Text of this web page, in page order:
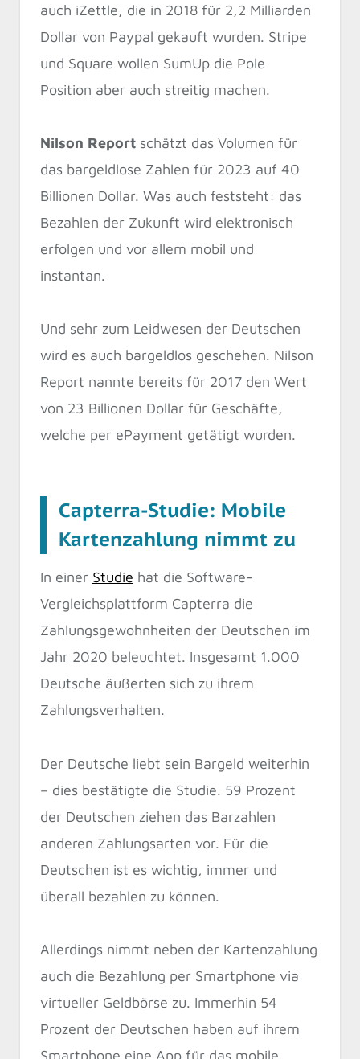
auch iZettle, die in 2018 für 2,2 Milliarden
Dollar von Paypal gekauft wurden. Stripe
und Square wollen SumUp die Pole
Position aber auch streitig machen.
Nilson Report schätzt das Volumen für
das bargeldlose Zahlen für 2023 auf 40
Billionen Dollar. Was auch feststeht: das
Bezahlen der Zukunft wird elektronisch
erfolgen und vor allem mobil und
instantan.
Und sehr zum Leidwesen der Deutschen
wird es auch bargeldlos geschehen. Nilson
Report nannte bereits für 2017 den Wert
von 23 Billionen Dollar für Geschäfte,
welche per ePayment getätigt wurden.
Capterra-Studie: Mobile
Kartenzahlung nimmt zu
In einer Studie hat die Software-
Vergleichsplattform Capterra die
Zahlungsgewohnheiten der Deutschen im
Jahr 2020 beleuchtet. Insgesamt 1.000
Deutsche äußerten sich zu ihrem
Zahlungsverhalten.
Der Deutsche liebt sein Bargeld weiterhin
– dies bestätigte die Studie. 59 Prozent
der Deutschen ziehen das Barzahlen
anderen Zahlungsarten vor. Für die
Deutschen ist es wichtig, immer und
überall bezahlen zu können.
Allerdings nimmt neben der Kartenzahlung
auch die Bezahlung per Smartphone via
virtueller Geldbörse zu. Immerhin 54
Prozent der Deutschen haben auf ihrem
Smartphone eine App für das mobile